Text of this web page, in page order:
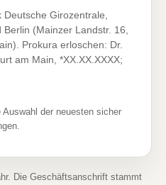
Girozentrale,
(Mainzer Landstr. 16,
Prokura erloschen: Dr.
am Main, *XX.XX.XXXX;
der neuesten sicher
Die Geschäftsanschrift stammt